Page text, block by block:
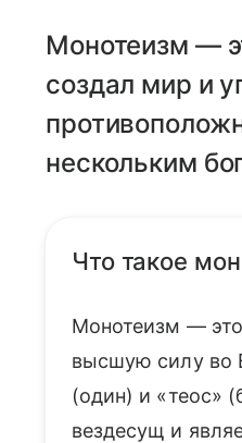
Монотеизм —
создал мир и
нескольким
Что такое
Монотеизм — это
высшую силу во
(один) и «теос»
вездесущ и